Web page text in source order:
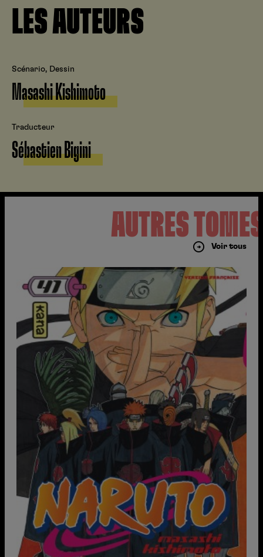
LES AUTEURS
Scénario, Dessin
Masashi Kishimoto
Traducteur
Sébastien Bigini
AUTRES
Voir tous